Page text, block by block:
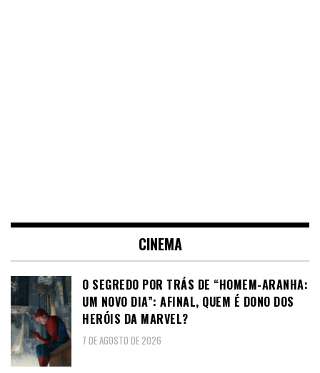
CINEMA
O SEGREDO POR TRÁS DE “HOMEM-ARANHA:
UM NOVO DIA”: AFINAL, QUEM É DONO DOS
HERÓIS DA MARVEL?
7 DE AGOSTO DE 2026